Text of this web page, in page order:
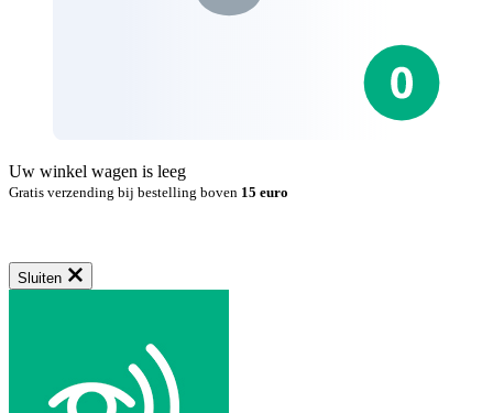
Uw winkel wagen is leeg
Gratis verzending bij bestelling boven 15 euro
Sluiten